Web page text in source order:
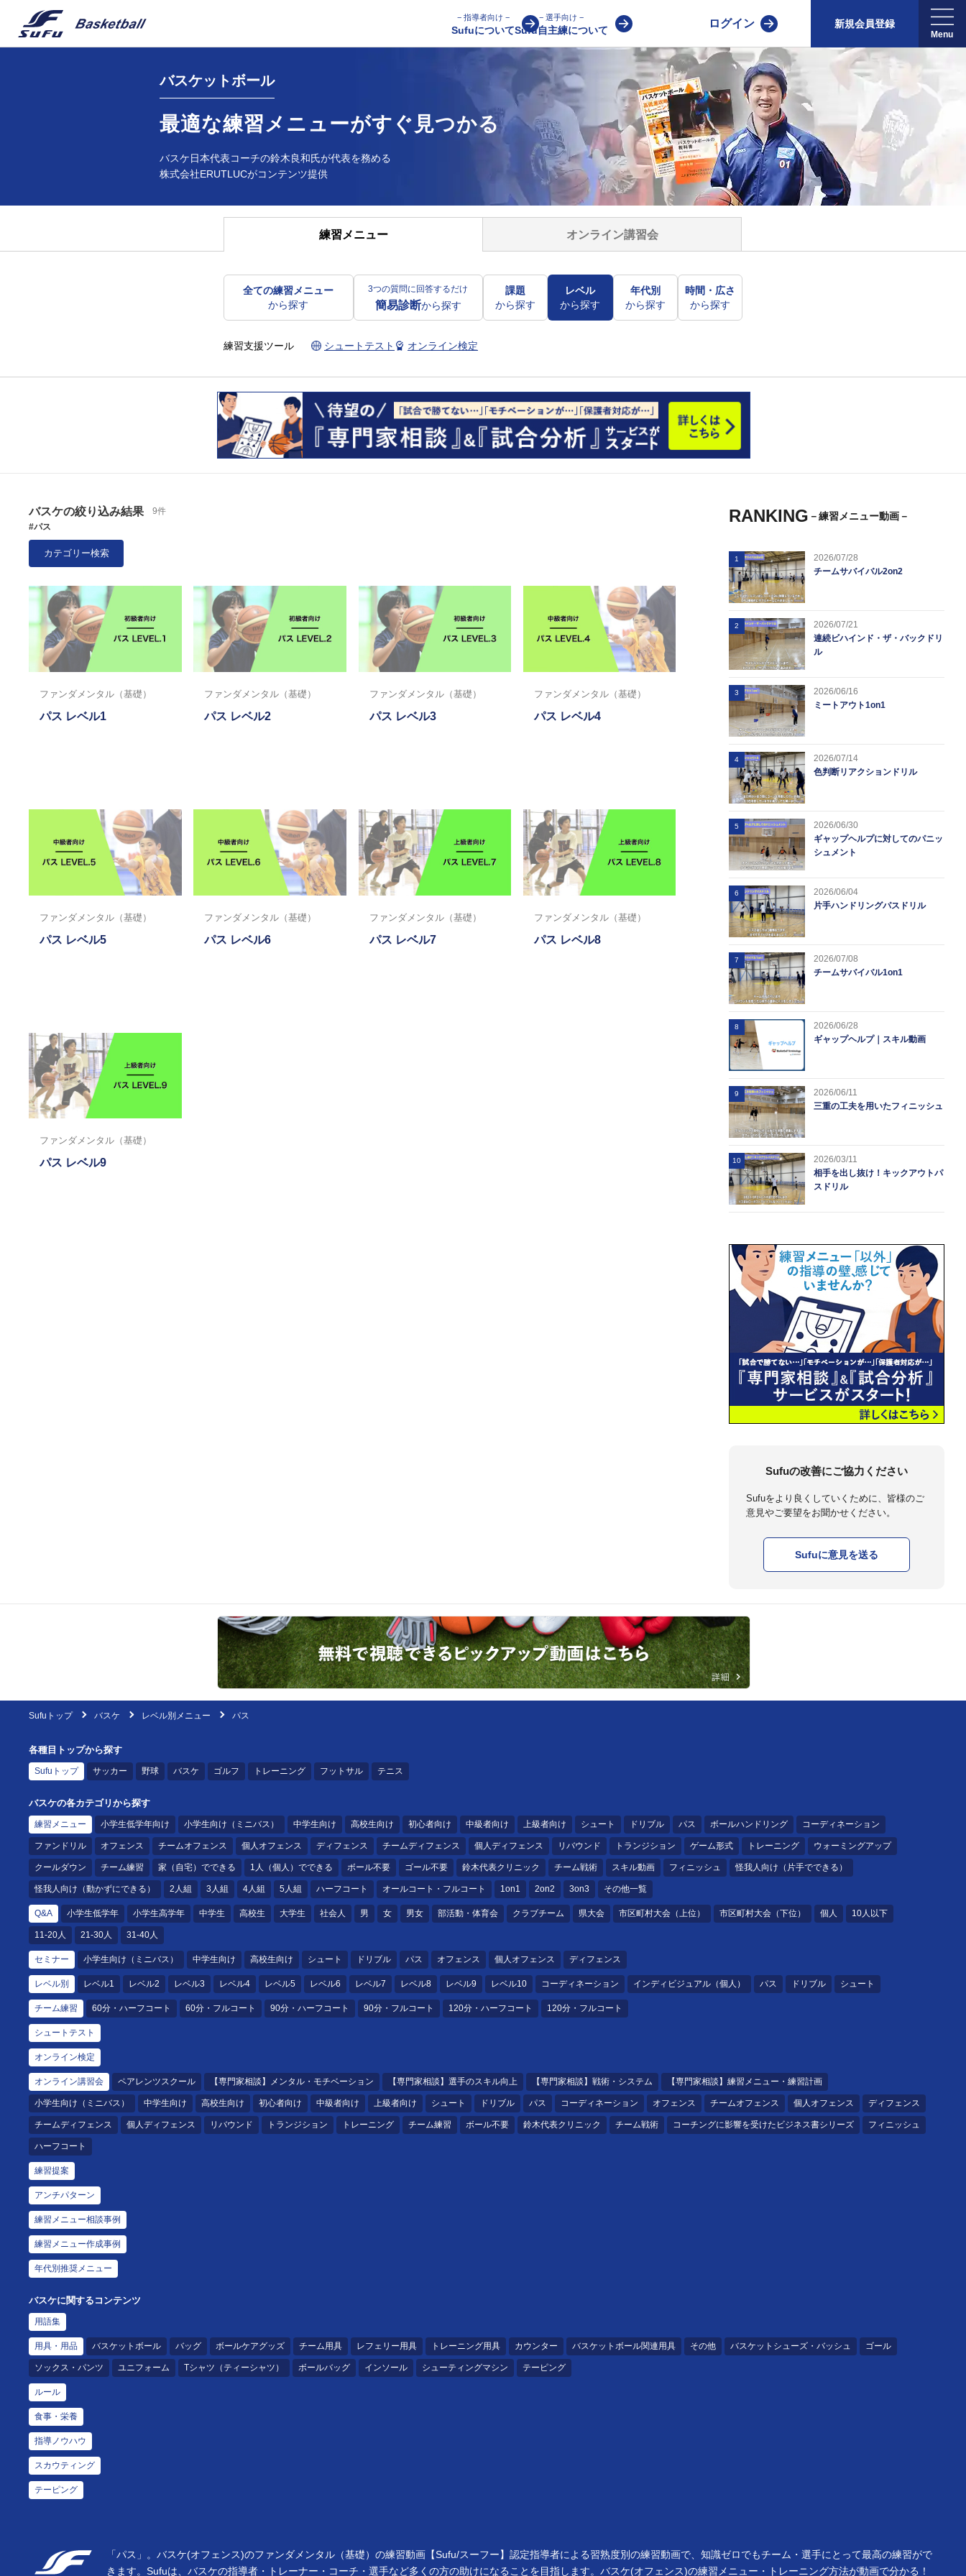
− 指導者向け −
Sufuについて
− 選手向け −
Sufu自主練について
ログイン 新規会員登録
バスケットボール
最適な練習メニューがすぐ見つかる
バスケ日本代表コーチの鈴木良和氏が代表を務める
株式会社ERUTLUCがコンテンツ提供
練習メニュー オンライン講習会
全ての練習メニュー
から探す
3つの質問に回答するだけ
簡易診断から探す
課題
から探す
レベル
から探す
年代別
から探す
時間・広さ
から探す
練習支援ツール シュートテスト オンライン検定
バスケの絞り込み結果
9件
#パス
カテゴリー検索
ファンダメンタル（基礎）
パス レベル1
ファンダメンタル（基礎）
パス レベル2
ファンダメンタル（基礎）
パス レベル3
ファンダメンタル（基礎）
パス レベル4
ファンダメンタル（基礎）
パス レベル5
ファンダメンタル（基礎）
パス レベル6
ファンダメンタル（基礎）
パス レベル7
ファンダメンタル（基礎）
パス レベル8
ファンダメンタル（基礎）
パス レベル9
RANKING －練習メニュー動画－
1
2026/07/28
チームサバイバル2on2
2
2026/07/21
連続ビハインド・ザ・バックドリ
ル
3
2026/06/16
ミートアウト1on1
4
2026/07/14
色判断リアクションドリル
5
2026/06/30
ギャップヘルプに対してのパニッ
シュメント
6
2026/06/04
片手ハンドリングパスドリル
7
2026/07/08
チームサバイバル1on1
8
2026/06/28
ギャップヘルプ｜スキル動画
9
2026/06/11
三重の工夫を用いたフィニッシュ
10
2026/03/11
相手を出し抜け！キックアウトパ
スドリル
Sufuの改善にご協力ください
Sufuをより良くしていくために、皆様のご
意見やご要望をお聞かせください。
Sufuに意見を送る
Sufuトップ バスケ レベル別メニュー パス
各種目トップから探す
Sufuトップ サッカー 野球 バスケ ゴルフ トレーニング フットサル テニス
バスケの各カテゴリから探す
練習メニュー 小学生低学年向け 小学生向け（ミニバス） 中学生向け 高校生向け 初心者向け 中級者向け 上級者向け シュート ドリブル パス ボールハンドリング コーディネーション
ファンドリル オフェンス チームオフェンス 個人オフェンス ディフェンス チームディフェンス 個人ディフェンス リバウンド トランジション ゲーム形式 トレーニング ウォーミングアップ
クールダウン チーム練習 家（自宅）でできる 1人（個人）でできる ボール不要 ゴール不要 鈴木代表クリニック チーム戦術 スキル動画 フィニッシュ 怪我人向け（片手でできる）
怪我人向け（動かずにできる） 2人組 3人組 4人組 5人組 ハーフコート オールコート・フルコート 1on1 2on2 3on3 その他一覧
Q&A 小学生低学年 小学生高学年 中学生 高校生 大学生 社会人 男 女 男女 部活動・体育会 クラブチーム 県大会 市区町村大会（上位） 市区町村大会（下位） 個人 10人以下
11-20人 21-30人 31-40人
セミナー 小学生向け（ミニバス） 中学生向け 高校生向け シュート ドリブル パス オフェンス 個人オフェンス ディフェンス
レベル別 レベル1 レベル2 レベル3 レベル4 レベル5 レベル6 レベル7 レベル8 レベル9 レベル10 コーディネーション インディビジュアル（個人） パス ドリブル シュート
チーム練習 60分・ハーフコート 60分・フルコート 90分・ハーフコート 90分・フルコート 120分・ハーフコート 120分・フルコート
シュートテスト
オンライン検定
オンライン講習会 ペアレンツスクール 【専門家相談】メンタル・モチベーション 【専門家相談】選手のスキル向上 【専門家相談】戦術・システム 【専門家相談】練習メニュー・練習計画
小学生向け（ミニバス） 中学生向け 高校生向け 初心者向け 中級者向け 上級者向け シュート ドリブル パス コーディネーション オフェンス チームオフェンス 個人オフェンス ディフェンス
チームディフェンス 個人ディフェンス リバウンド トランジション トレーニング チーム練習 ボール不要 鈴木代表クリニック チーム戦術 コーチングに影響を受けたビジネス書シリーズ フィニッシュ
ハーフコート
練習提案
アンチパターン
練習メニュー相談事例
練習メニュー作成事例
年代別推奨メニュー
バスケに関するコンテンツ
用語集
用具・用品 バスケットボール バッグ ボールケアグッズ チーム用具 レフェリー用具 トレーニング用具 カウンター バスケットボール関連用具 その他 バスケットシューズ・バッシュ ゴール
ソックス・パンツ ユニフォーム Tシャツ（ティーシャツ） ボールバッグ インソール シューティングマシン テーピング
ルール
食事・栄養
指導ノウハウ
スカウティング
テーピング
「パス」。バスケ(オフェンス)のファンダメンタル（基礎）の練習動画【Sufu/スーフー】認定指導者による習熟度別の練習動画で、知識ゼロでもチーム・選手にとって最高の練習がで
きます。Sufuは、バスケの指導者・トレーナー・コーチ・選手など多くの方の助けになることを目指します。バスケ(オフェンス)の練習メニュー・トレーニング方法が動画で分かる！